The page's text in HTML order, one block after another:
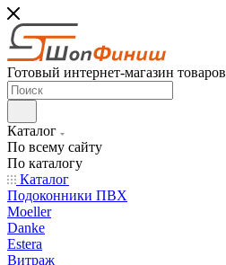
Готовый интернет-магазин
Каталог
По всему сайту
По каталогу
Каталог
Подоконники ПВХ
Moeller
Danke
Estera
Витраж